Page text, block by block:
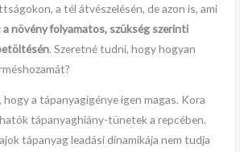
a tél átvészelésén, de azon is, ami
a növény folyamatos, szükség szerinti
. Szeretné tudni, hogy hogyan
a tápanyagigénye igen magas. Kora
tápanyaghiány-tünetek a repcében.
tápanyag leadási dinamikája nem tudja